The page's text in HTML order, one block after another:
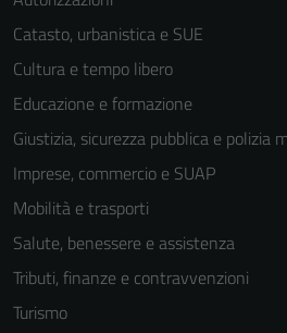
Catasto, urbanistica e SUE
Cultura e tempo libero
Educazione e formazione
Giustizia, sicurezza pubblica e polizia
Imprese, commercio e SUAP
Mobilità e trasporti
Salute, benessere e assistenza
Tributi, finanze e contravvenzioni
Turismo